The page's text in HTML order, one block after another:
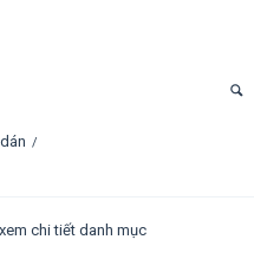
/
chi tiết danh mục